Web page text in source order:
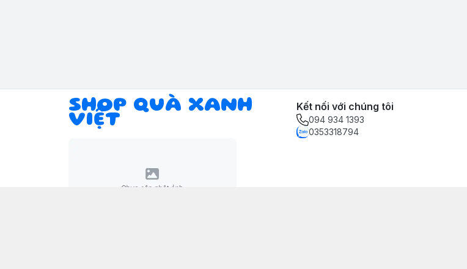
SHOP QUÀ XANH
VIỆT
Kết nối với chúng tôi
094 934 1393
0353318794